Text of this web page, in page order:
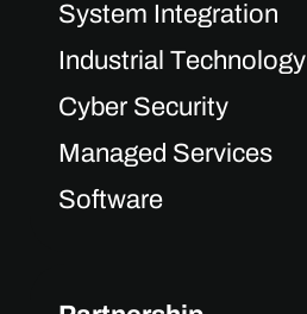
System Integration
Industrial Technology
Cyber Security
Managed Services
Software